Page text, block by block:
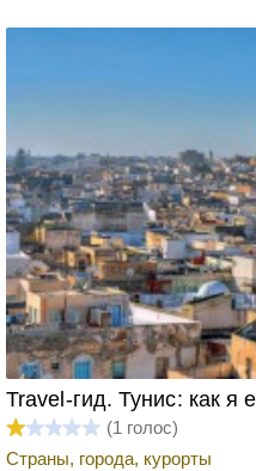
Travel-гид. Тунис: как я
(1 голос)
Страны, города, курорты